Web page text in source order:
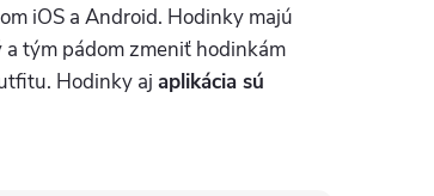
iOS a Android. Hodinky majú
tým pádom zmeniť hodinkám
Hodinky aj aplikácia sú